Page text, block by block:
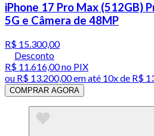
iPhone 17 Pro Max (512GB)
5G e Câmera de 48MP
R$ 15.300,00
Desconto
R$ 11.616,00no PIX
ou R$ 13.200,00em até 10x de R$
COMPRAR AGORA